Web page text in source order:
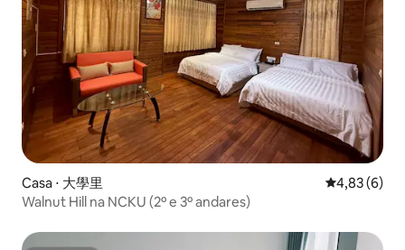
Casa ⋅ 大學里 4,83 de uma
4,83 (6)
Walnut Hill na NCKU (2º e 3º andares)